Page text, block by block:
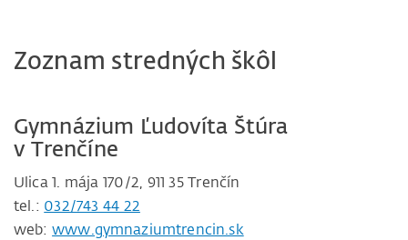
Zoznam stredných škôl
Gymnázium Ľudovíta Štúra
v Trenčíne
Ulica 1. mája 170/2, 911 35 Trenčín
tel.: 032/743 44 22
web:www.gymnaziumtrencin.sk